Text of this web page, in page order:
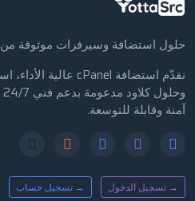
حلول استضافة وسيرفرات موثوقة من YottaSrc
آمنة وقابلة للتوسعة.
→ تسجيل الدخول → تسجيل حساب